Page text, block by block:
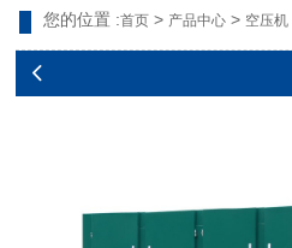
您的位置 :首页 > 产品中心 > 空压机